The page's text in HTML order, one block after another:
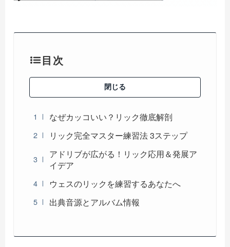
目次
閉じる
なぜカッコいい？リック徹底解剖
リック完全マスター練習法 3ステップ
アドリブが広がる！リック応用＆発展ア
イデア
ウェスのリックを練習するあなたへ
出典音源とアルバム情報